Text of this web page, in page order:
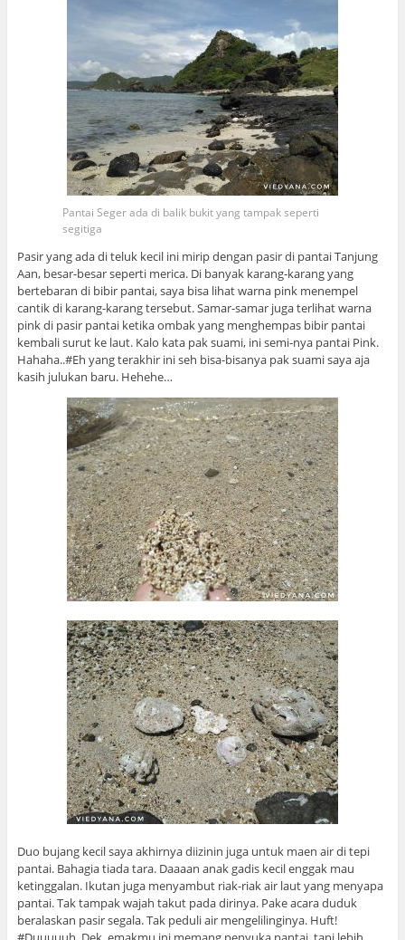
Pantai Seger ada di balik bukit yang tampak seperti
segitiga
Pasir yang ada di teluk kecil ini mirip dengan pasir di pantai Tanjung
Aan, besar-besar seperti merica. Di banyak karang-karang yang
bertebaran di bibir pantai, saya bisa lihat warna pink menempel
cantik di karang-karang tersebut. Samar-samar juga terlihat warna
pink di pasir pantai ketika ombak yang menghempas bibir pantai
kembali surut ke laut. Kalo kata pak suami, ini semi-nya pantai Pink.
Hahaha..#Eh yang terakhir ini seh bisa-bisanya pak suami saya aja
kasih julukan baru. Hehehe…
Duo bujang kecil saya akhirnya diizinin juga untuk maen air di tepi
pantai. Bahagia tiada tara. Daaaan anak gadis kecil enggak mau
ketinggalan. Ikutan juga menyambut riak-riak air laut yang menyapa
pantai. Tak tampak wajah takut pada dirinya. Pake acara duduk
beralaskan pasir segala. Tak peduli air mengelilinginya. Huft!